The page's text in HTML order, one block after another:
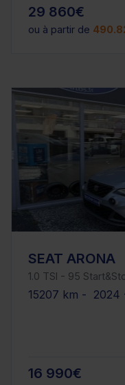
29 860€
ou à partir de
SEAT ARONA
1.0 TSI - 95
15207 km -
16 990€